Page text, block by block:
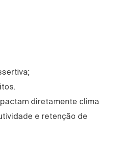
diretamente clima
e retenção de